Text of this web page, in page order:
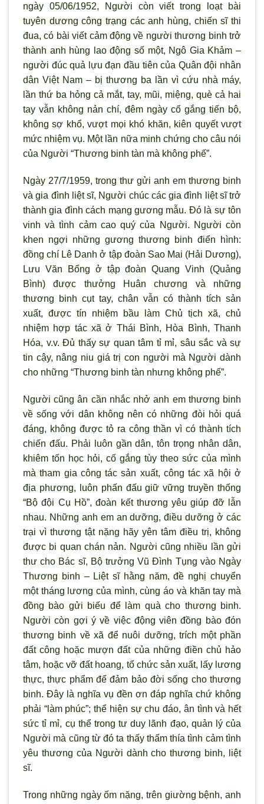
ngày 05/06/1952, Người còn viết trong loạt bài
tuyên dương công trạng các anh hùng, chiến sĩ thi
đua, có bài viết cảm động về người thương binh trở
thành anh hùng lao động số một, Ngô Gia Khảm –
người đúc quả lựu đạn đầu tiên của Quân đội nhân
dân Việt Nam – bị thương ba lần vì cứu nhà máy,
lần thứ ba hỏng cả mắt, tay, mũi, miệng, què cả hai
tay vẫn không nản chí, đêm ngày cố gắng tiến bộ,
không sợ khổ, vượt mọi khó khăn, kiên quyết vượt
mức nhiệm vụ. Một lần nữa minh chứng cho câu nói
của Người “Thương binh tàn mà không phế”.
Ngày 27/7/1959, trong thư gửi anh em thương binh
và gia đình liệt sĩ, Người chúc các gia đình liệt sĩ trở
thành gia đình cách mạng gương mẫu. Đó là sự tôn
vinh và tình cảm cao quý của Người. Người còn
khen ngợi những gương thương binh điển hình:
đồng chí Lê Danh ở tập đoàn Sao Mai (Hải Dương),
Lưu Văn Bổng ở tập đoàn Quang Vinh (Quảng
Bình) được thưởng Huân chương và những
thương binh cụt tay, chân vẫn có thành tích sản
xuất, được tín nhiệm bầu làm Chủ tịch xã, chủ
nhiệm hợp tác xã ở Thái Bình, Hòa Bình, Thanh
Hóa, v.v. Đủ thấy sự quan tâm tỉ mỉ, sâu sắc và sự
tin cậy, nâng niu giá trị con người mà Người dành
cho những “Thương binh tàn nhưng không phế”.
Người cũng ân cần nhắc nhở anh em thương binh
về sống với dân không nên có những đòi hỏi quá
đáng, không được tỏ ra công thần vì có thành tích
chiến đấu. Phải luôn gần dân, tôn trọng nhân dân,
khiêm tốn học hỏi, cố gắng tùy theo sức của mình
mà tham gia công tác sản xuất, công tác xã hội ở
địa phương, luôn phấn đấu giữ vững truyền thống
“Bộ đội Cụ Hồ”, đoàn kết thương yêu giúp đỡ lẫn
nhau. Những anh em an dưỡng, điều dưỡng ở các
trại vì thương tật nặng hãy yên tâm điều trị, không
được bi quan chán nản. Người cũng nhiều lần gửi
thư cho Bác sĩ, Bộ trưởng Vũ Đình Tụng vào Ngày
Thương binh – Liệt sĩ hằng năm, đề nghị chuyển
một tháng lương của mình, cùng áo và khăn tay mà
đồng bào gửi biếu để làm quà cho thương binh.
Người còn gợi ý về việc động viên đồng bào đón
thương binh về xã để nuôi dưỡng, trích một phần
đất công hoặc mượn đất của những điền chủ hảo
tâm, hoặc vỡ đất hoang, tổ chức sản xuất, lấy lương
thực, thực phẩm để đảm bảo đời sống cho thương
binh. Đây là nghĩa vụ đền ơn đáp nghĩa chứ không
phải “làm phúc”; thể hiện sự chu đáo, ân tình và hết
sức tỉ mỉ, cụ thể trong tư duy lãnh đạo, quản lý của
Người mà cũng từ đó ta thấy thấm thía tình cảm tình
yêu thương của Người dành cho thương binh, liệt
sĩ.
Trong những ngày ốm nặng, trên giường bệnh, anh